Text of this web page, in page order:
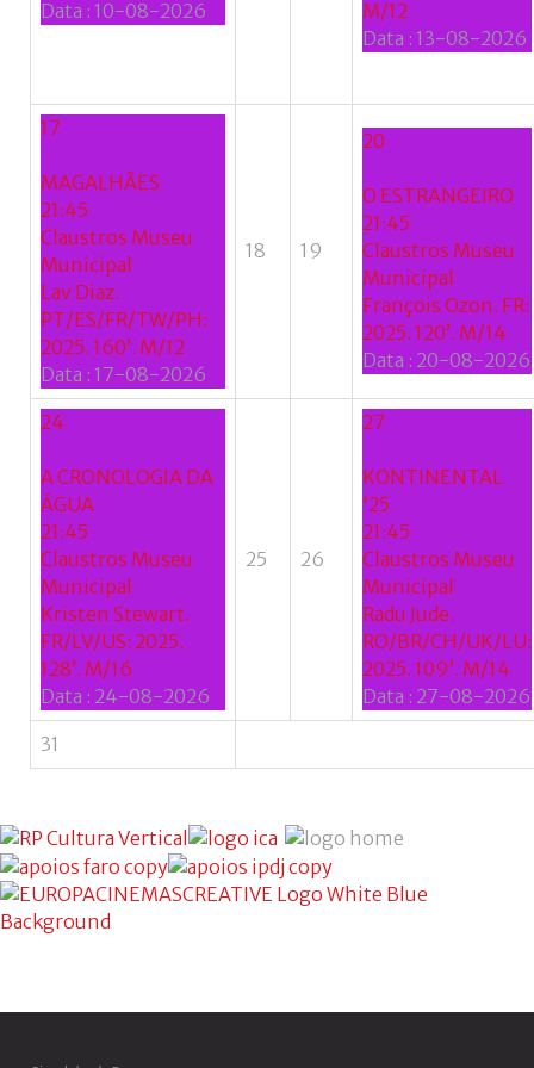
Data : 10-08-2026
M/12
Data : 13-08-2026
17
MAGALHÃES
21:45
Claustros Museu
Municipal
Lav Diaz.
PT/ES/FR/TW/PH:
2025. 160’. M/12
Data : 17-08-2026
18 19
20
O ESTRANGEIRO
21:45
Claustros Museu
Municipal
François Ozon. FR:
2025. 120’. M/14
Data : 20-08-2026
24
A CRONOLOGIA DA
ÁGUA
21:45
Claustros Museu
Municipal
Kristen Stewart.
FR/LV/US: 2025.
128’. M/16
Data : 24-08-2026
25 26
27
KONTINENTAL
'25
21:45
Claustros Museu
Municipal
Radu Jude.
RO/BR/CH/UK/LU:
2025. 109’. M/14
Data : 27-08-2026
31